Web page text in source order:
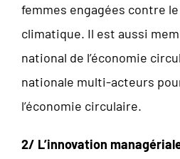
femmes engagées contre
climatique. Il est aussi
national de l’économie
nationale multi-acteurs
l’économie circulaire.
2/ L’innovation